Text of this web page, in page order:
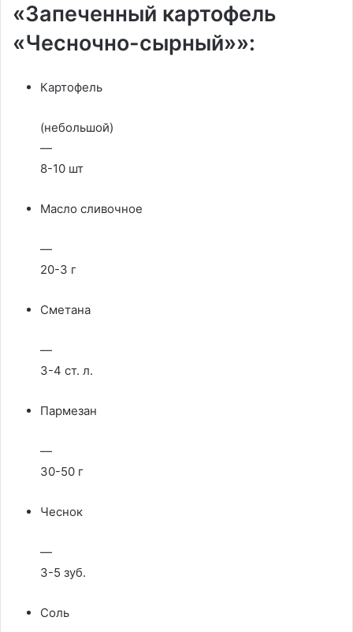
«Запеченный картофель
«Чесночно-сырный»»:
Картофель
(небольшой)
—
8-10 шт
Масло сливочное
—
20-3 г
Сметана
—
3-4 ст. л.
Пармезан
—
30-50 г
Чеснок
—
3-5 зуб.
Соль